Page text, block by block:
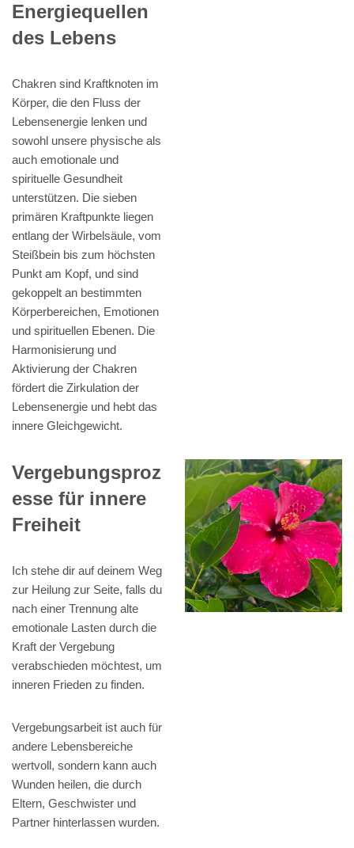
Energiequellen
des Lebens
Chakren sind Kraftknoten im
Körper, die den Fluss der
Lebensenergie lenken und
sowohl unsere physische als
auch emotionale und
spirituelle Gesundheit
unterstützen. Die sieben
primären Kraftpunkte liegen
entlang der Wirbelsäule, vom
Steißbein bis zum höchsten
Punkt am Kopf, und sind
gekoppelt an bestimmten
Körperbereichen, Emotionen
und spirituellen Ebenen. Die
Harmonisierung und
Aktivierung der Chakren
fördert die Zirkulation der
Lebensenergie und hebt das
innere Gleichgewicht.
Vergebungsproz
esse für innere
Freiheit
Ich stehe dir auf deinem Weg
zur Heilung zur Seite, falls du
nach einer Trennung alte
emotionale Lasten durch die
Kraft der Vergebung
verabschieden möchtest, um
inneren Frieden zu finden.
Vergebungsarbeit ist auch für
andere Lebensbereiche
wertvoll, sondern kann auch
Wunden heilen, die durch
Eltern, Geschwister und
Partner hinterlassen wurden.